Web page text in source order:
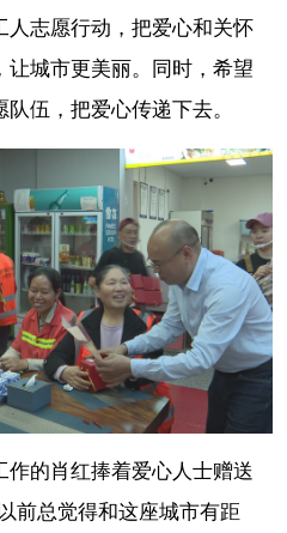
人志愿行动，把爱心和关怀
城市更美丽。同时，希望
伍，把爱心传递下去。
作的肖红捧着爱心人士赠送
前总觉得和这座城市有距